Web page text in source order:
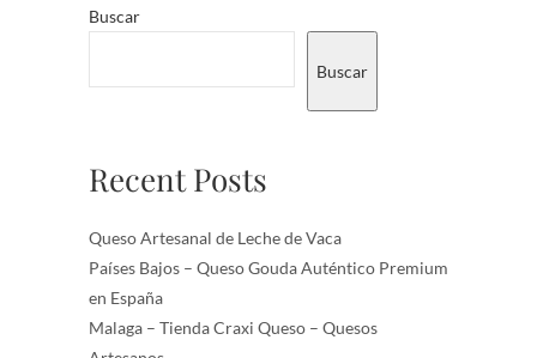
Buscar
Buscar
Recent Posts
Queso Artesanal de Leche de Vaca
Países Bajos – Queso Gouda Auténtico Premium
en España
Malaga – Tienda Craxi Queso – Quesos